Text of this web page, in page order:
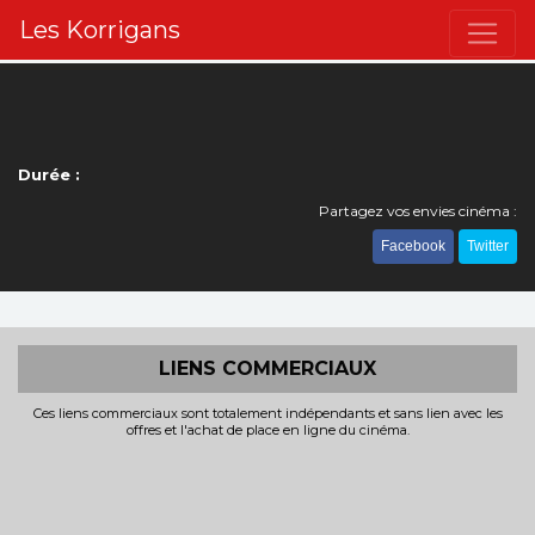
Les Korrigans
Durée :
Partagez vos envies cinéma :
Facebook Twitter
LIENS COMMERCIAUX
Ces liens commerciaux sont totalement indépendants et sans lien avec les
offres et l'achat de place en ligne du cinéma.